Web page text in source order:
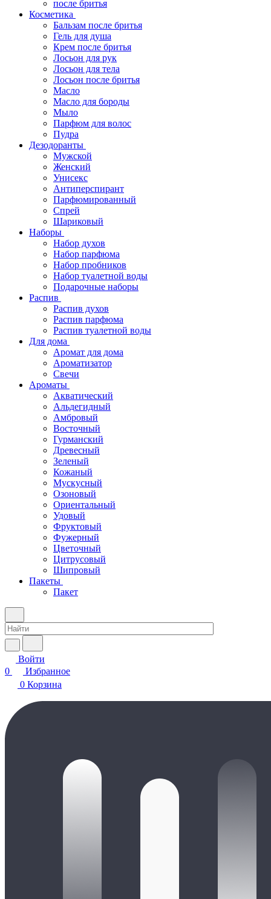
после бритья
Косметика
Бальзам после бритья
Гель для душа
Крем после бритья
Лосьон для рук
Лосьон для тела
Лосьон после бритья
Масло
Масло для бороды
Мыло
Парфюм для волос
Пудра
Дезодоранты
Мужской
Женский
Унисекс
Антиперспирант
Парфюмированный
Спрей
Шариковый
Наборы
Набор духов
Набор парфюма
Набор пробников
Набор туалетной воды
Подарочные наборы
Распив
Распив духов
Распив парфюма
Распив туалетной воды
Для дома
Аромат для дома
Ароматизатор
Свечи
Ароматы
Акватический
Альдегидный
Амбровый
Восточный
Гурманский
Древесный
Зеленый
Кожаный
Мускусный
Озоновый
Ориентальный
Удовый
Фруктовый
Фужерный
Цветочный
Цитрусовый
Шипровый
Пакеты
Пакет
Войти
0
Избранное
0 Корзина